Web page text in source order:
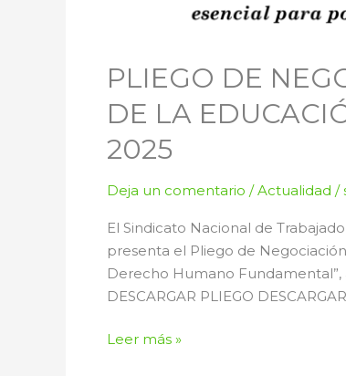
PLIEGO DE
DE LA
2025
Deja un comentario /Actualidad /
El Sindicato Nacional de
presenta el Pliego de
Derecho Humano
DESCARGAR PLIEGO
2025
Leer más »